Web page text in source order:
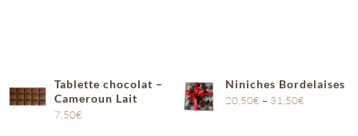
Tablette chocolat –
Cameroun Lait
7,50€
Niniches Bordelaises
20,50€ – 31,50€